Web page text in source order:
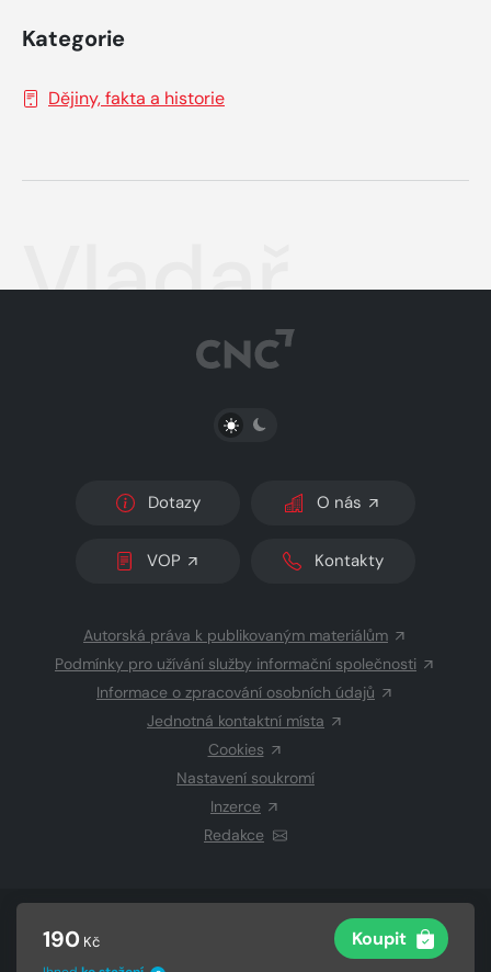
190 Kč Koupit
Kategorie
Dějiny, fakta a historie
Vladař
PŘEPNOUT SVĚTLÝ/TMAVÝ REŽIM
Dotazy O nás
VOP Kontakty
Autorská práva k publikovaným materiálům
Podmínky pro užívání služby informační společnosti
Informace o zpracování osobních údajů
Jednotná kontaktní místa
Cookies
Nastavení soukromí
Inzerce
Redakce
CZECH NEWS CENTER a.s.a dodavatelé
Vysázeno